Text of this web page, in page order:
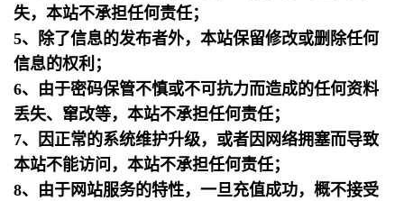
失，本站不承担任何责任；
5、除了信息的发布者外，本站保留修改或删除任何
信息的权利；
6、由于密码保管不慎或不可抗力而造成的任何资料
丢失、窜改等，本站不承担任何责任；
7、因正常的系统维护升级，或者因网络拥塞而导致
本站不能访问，本站不承担任何责任；
8、由于网站服务的特性，一旦充值成功，概不接受